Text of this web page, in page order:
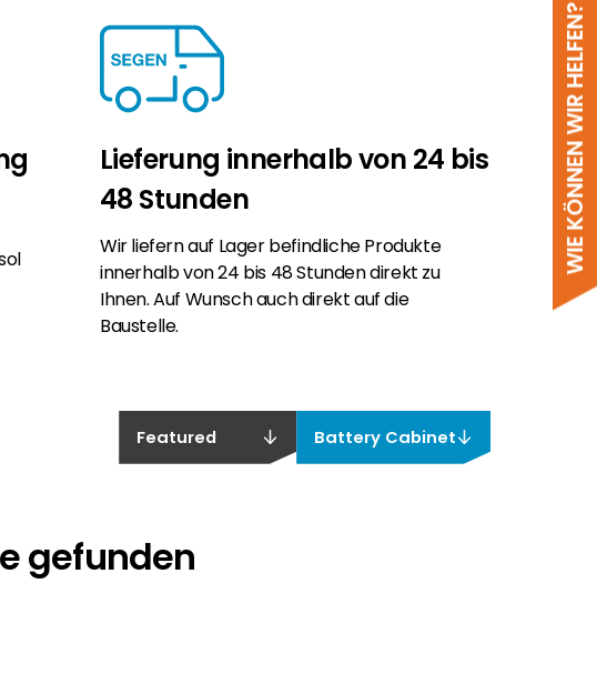
WIE KÖNNEN WIR HELFEN?
Lieferung innerhalb von 24 bis
48 Stunden
Wir liefern auf Lager befindliche Produkte
innerhalb von 24 bis 48 Stunden direkt zu
Ihnen. Auf Wunsch auch direkt auf die
Baustelle.
Featured Battery Cabinet
gefunden